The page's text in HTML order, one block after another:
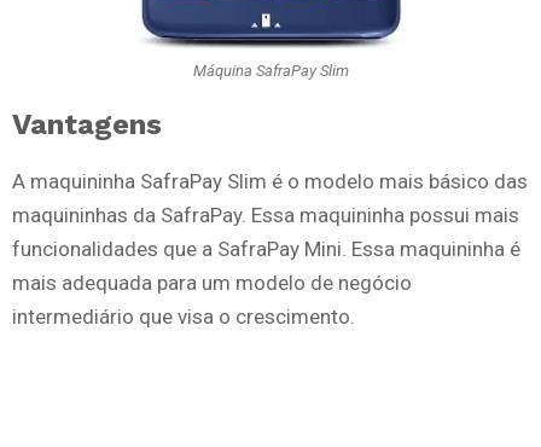
Máquina SafraPay Slim
Vantagens
A maquininha SafraPay Slim é o modelo mais básico das
maquininhas da SafraPay. Essa maquininha possui mais
funcionalidades que a SafraPay Mini. Essa maquininha é
mais adequada para um modelo de negócio
intermediário que visa o crescimento.